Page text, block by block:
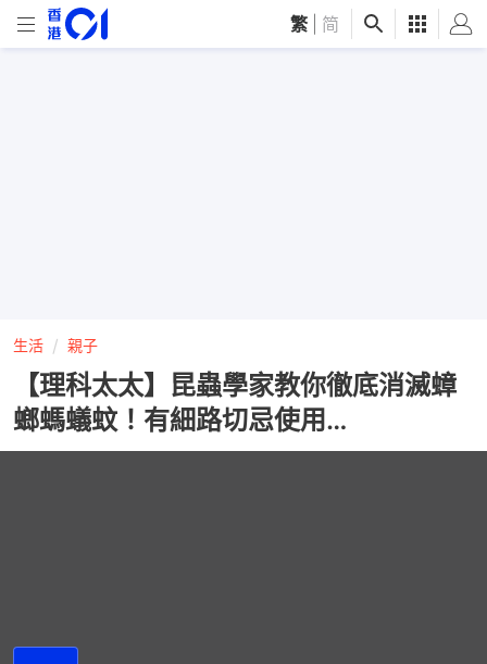
繁 简
生活 親子
【理科太太】昆蟲學家教你徹底消滅蟑
螂螞蟻蚊！有細路切忌使用…